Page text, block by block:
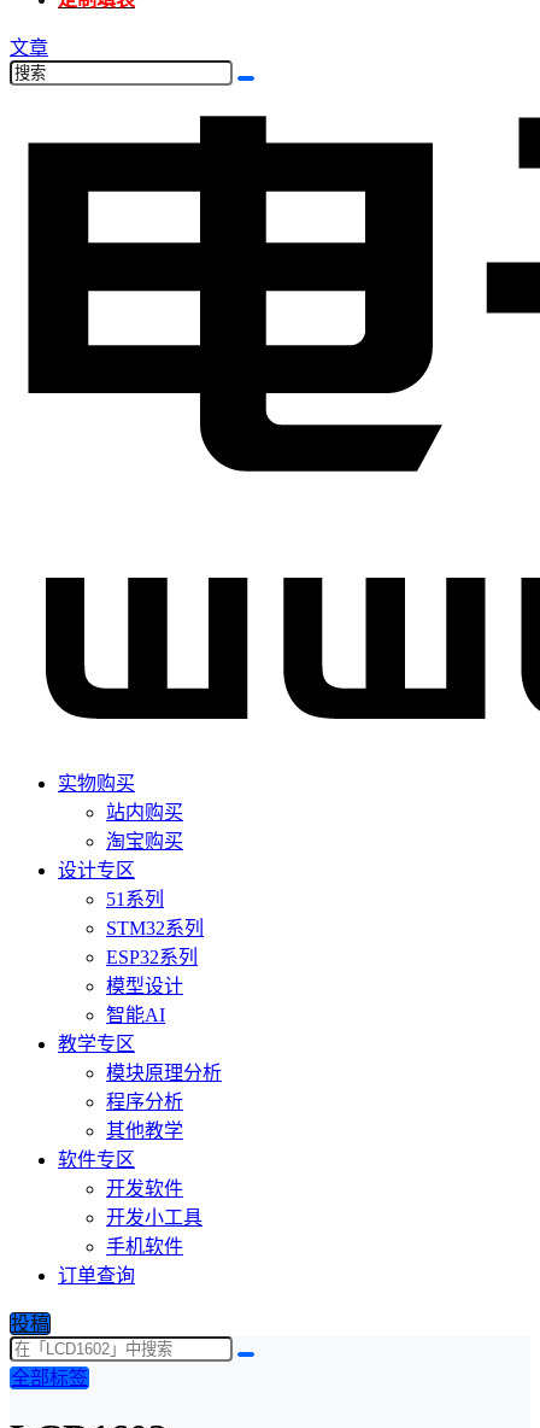
文章
实物购买
站内购买
淘宝购买
设计专区
51系列
STM32系列
ESP32系列
模型设计
智能AI
教学专区
模块原理分析
程序分析
其他教学
软件专区
开发软件
开发小工具
手机软件
订单查询
投稿
全部标签